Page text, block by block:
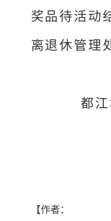
奖品待活动
离退休管理
都
【作者：